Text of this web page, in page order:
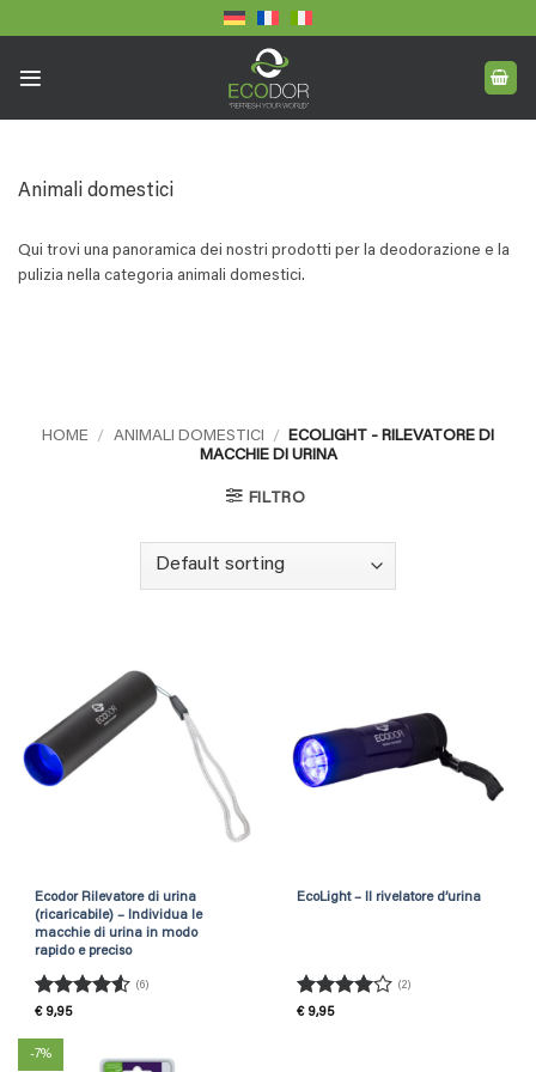
to
Animali domestici
Qui trovi una panoramica dei nostri prodotti per la deodorazione e la
pulizia nella categoria animali domestici.
HOME / ANIMALI DOMESTICI / ECOLIGHT - RILEVATORE DI
MACCHIE DI URINA
FILTRO
Ecodor Rilevatore di urina
(ricaricabile) – Individua le
macchie di urina in modo
rapido e preciso
Rated
(6)
€9,95
EcoLight – Il rivelatore d’urina
Rated
(2)
€9,95
-7%